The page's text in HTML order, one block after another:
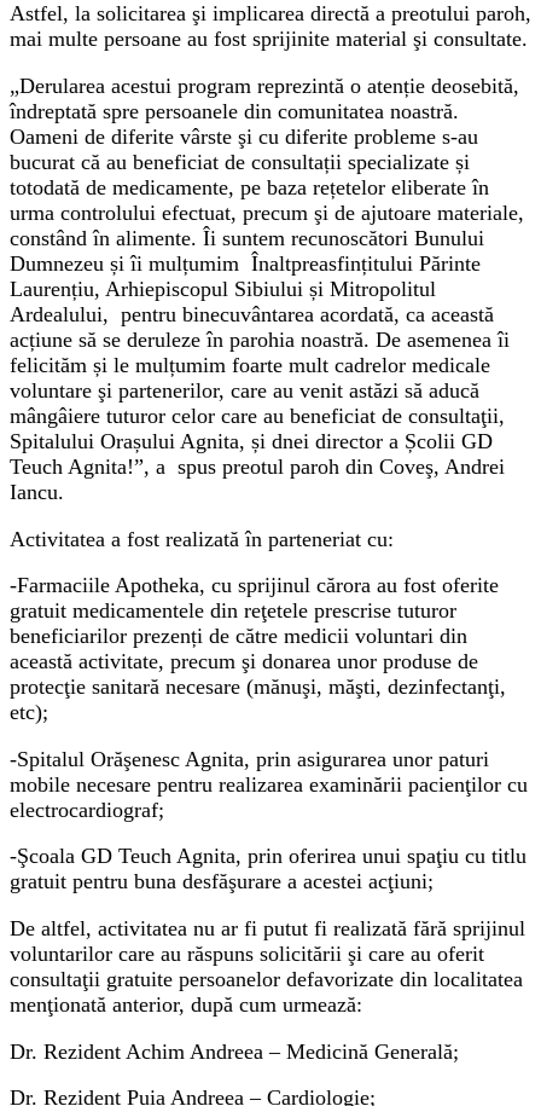
Astfel, la solicitarea şi implicarea directă a preotului paroh,
mai multe persoane au fost sprijinite material şi consultate.
„Derularea acestui program reprezintă o atenție deosebită,
îndreptată spre persoanele din comunitatea noastră.
Oameni de diferite vârste şi cu diferite probleme s-au
bucurat că au beneficiat de consultații specializate și
totodată de medicamente, pe baza rețetelor eliberate în
urma controlului efectuat, precum şi de ajutoare materiale,
constând în alimente. Îi suntem recunoscători Bunului
Dumnezeu și îi mulțumim Înaltpreasfințitului Părinte
Laurențiu, Arhiepiscopul Sibiului și Mitropolitul
Ardealului, pentru binecuvântarea acordată, ca această
acțiune să se deruleze în parohia noastră. De asemenea îi
felicităm și le mulțumim foarte mult cadrelor medicale
voluntare şi partenerilor, care au venit astăzi să aducă
mângâiere tuturor celor care au beneficiat de consultaţii,
Spitalului Orașului Agnita, și dnei director a Școlii GD
Teuch Agnita!”, a spus preotul paroh din Coveş, Andrei
Iancu.
Activitatea a fost realizată în parteneriat cu:
-Farmaciile Apotheka, cu sprijinul cărora au fost oferite
gratuit medicamentele din reţetele prescrise tuturor
beneficiarilor prezenți de către medicii voluntari din
această activitate, precum şi donarea unor produse de
protecţie sanitară necesare (mănuşi, măşti, dezinfectanţi,
etc);
-Spitalul Orăşenesc Agnita, prin asigurarea unor paturi
mobile necesare pentru realizarea examinării pacienţilor cu
electrocardiograf;
-Şcoala GD Teuch Agnita, prin oferirea unui spaţiu cu titlu
gratuit pentru buna desfăşurare a acestei acţiuni;
De altfel, activitatea nu ar fi putut fi realizată fără sprijinul
voluntarilor care au răspuns solicitării şi care au oferit
consultaţii gratuite persoanelor defavorizate din localitatea
menţionată anterior, după cum urmează:
Dr. Rezident Achim Andreea – Medicină Generală;
Dr. Rezident Puia Andreea – Cardiologie;